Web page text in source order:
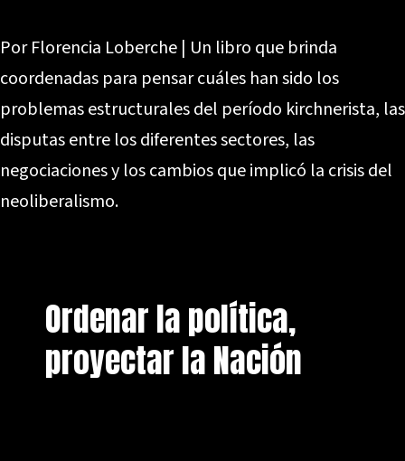
Por Florencia Loberche | Un libro que brinda
coordenadas para pensar cuáles han sido los
problemas estructurales del período kirchnerista, las
disputas entre los diferentes sectores, las
negociaciones y los cambios que implicó la crisis del
neoliberalismo.
Ordenar la política,
proyectar la Nación